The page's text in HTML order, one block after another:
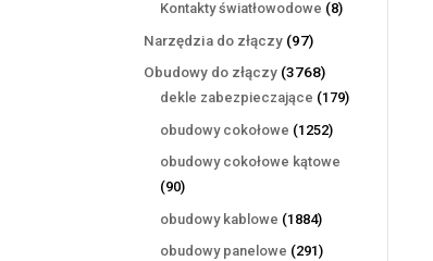
Kontakty światłowodowe 88
Narzędzia do złączy 9797
produktów
Obudowy do złączy 37683768
produktów
dekle zabezpieczające 179179
obudowy cokołowe 12521252
obudowy cokołowe kątowe
9090
produktów
obudowy kablowe 18841884
produkty
obudowy panelowe 291291